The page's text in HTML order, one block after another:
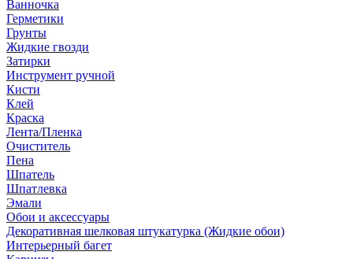
Ванночка
Герметики
Грунты
Жидкие гвозди
Затирки
Инструмент ручной
Кисти
Клей
Краска
Лента/Пленка
Очиститель
Пена
Шпатель
Шпатлевка
Эмали
Обои и аксессуары
Декоративная шелковая штукатурка (Жидкие обои)
Интерьерный багет